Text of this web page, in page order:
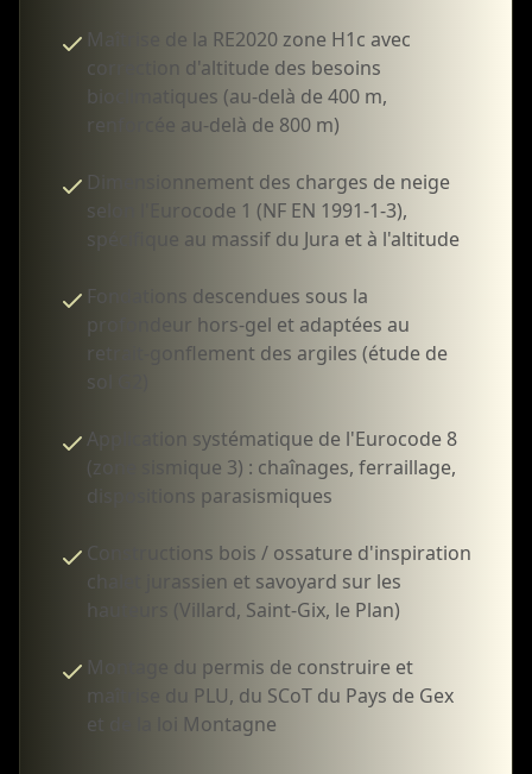
Maîtrise de la RE2020 zone H1c avec
correction d'altitude des besoins
bioclimatiques (au-delà de 400 m,
renforcée au-delà de 800 m)
Dimensionnement des charges de neige
selon l'Eurocode 1 (NF EN 1991-1-3),
spécifique au massif du Jura et à l'altitude
Fondations descendues sous la
profondeur hors-gel et adaptées au
retrait-gonflement des argiles (étude de
sol G2)
Application systématique de l'Eurocode 8
(zone sismique 3) : chaînages, ferraillage,
dispositions parasismiques
Constructions bois / ossature d'inspiration
chalet jurassien et savoyard sur les
hauteurs (Villard, Saint-Gix, le Plan)
Montage du permis de construire et
maîtrise du PLU, du SCoT du Pays de Gex
et de la loi Montagne